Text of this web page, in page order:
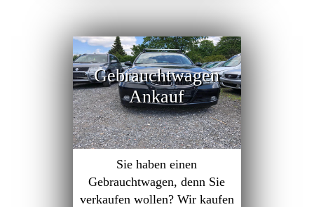
Gebrauchtwagen
Ankauf
Sie haben einen
Gebrauchtwagen, denn Sie
verkaufen wollen? Wir kaufen